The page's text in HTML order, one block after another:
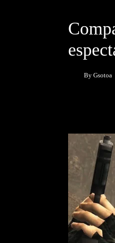
By Gsotoa